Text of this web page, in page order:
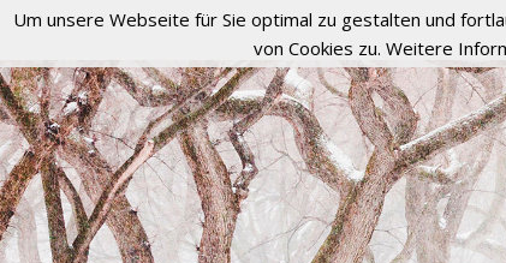
Um unsere Webseite für Sie optimal zu gestalten und
von Cookies zu. Weitere